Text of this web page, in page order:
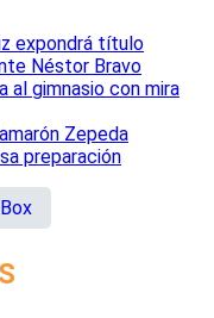
expondrá título
Néstor Bravo
al gimnasio con mira
Zepeda
preparación
Box